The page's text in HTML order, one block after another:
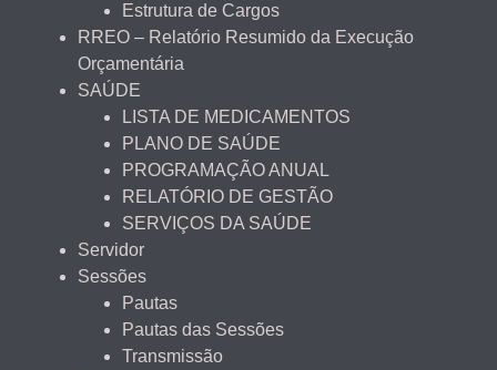
Estrutura de Cargos
RREO – Relatório Resumido da Execução
Orçamentária
SAÚDE
LISTA DE MEDICAMENTOS
PLANO DE SAÚDE
PROGRAMAÇÃO ANUAL
RELATÓRIO DE GESTÃO
SERVIÇOS DA SAÚDE
Servidor
Sessões
Pautas
Pautas das Sessões
Transmissão